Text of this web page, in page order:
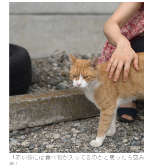
「赤い袋には食べ物が入ってるのかと思ったら空